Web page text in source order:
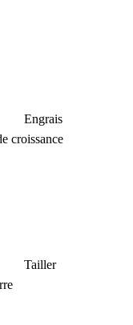
Engrais
croissance
Tailler